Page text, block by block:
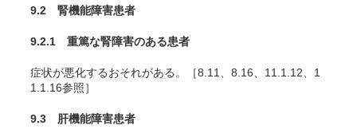
9.2 腎機能障害患者
9.2.1 重篤な腎障害のある患者
症状が悪化するおそれがある。［8.11、8.16、11.1.12、1
1.1.16参照］
9.3 肝機能障害患者